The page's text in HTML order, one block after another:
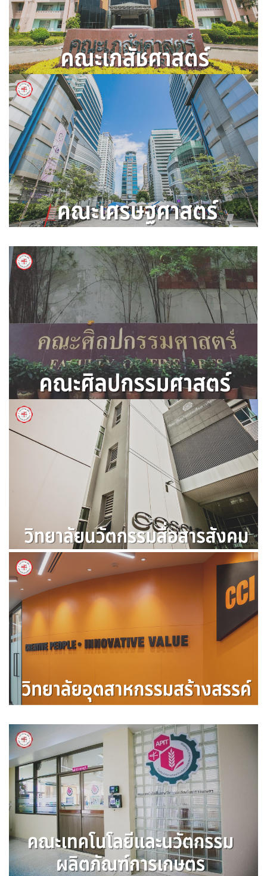
คณะเภสัชศาสตร์
คณะเศรษฐศาสตร์
คณะศิลปกรรมศาสตร์
วิทยาลัยนวัตกรรมสื่อสารสังคม
วิทยาลัยอุตสาหกรรมสร้างสรรค์